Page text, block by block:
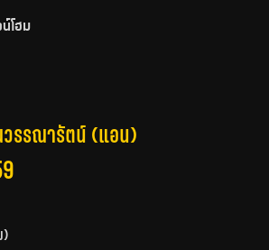
โฮม
รรณารัตน์ (แอน)
)